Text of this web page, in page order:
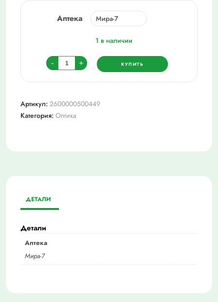
Аптека
1 в наличии
-
Количество
товара
Очки
мост2115
+ КУПИТЬ
Артикул: 2600000500449
Категория: Оптика
ДЕТАЛИ
Детали
Аптека
Мира-7